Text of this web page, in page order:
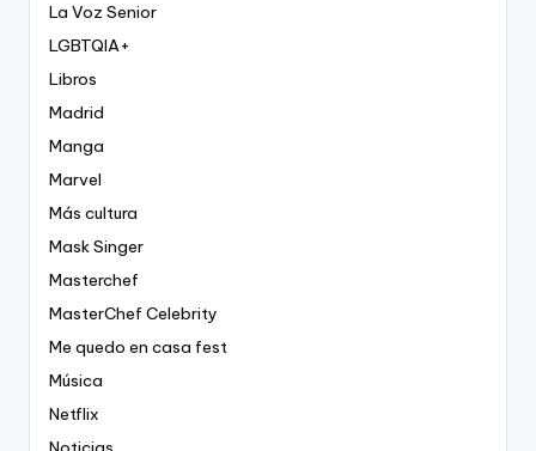
La Voz Senior
LGBTQIA+
Libros
Madrid
Manga
Marvel
Más cultura
Mask Singer
Masterchef
MasterChef Celebrity
Me quedo en casa fest
Música
Netflix